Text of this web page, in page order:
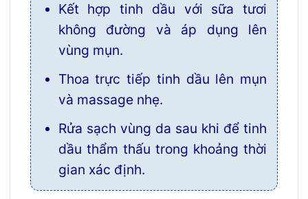
Kết hợp tinh dầu với sữa tươi
không đường và áp dụng lên
vùng mụn.
Thoa trực tiếp tinh dầu lên mụn
và massage nhẹ.
Rửa sạch vùng da sau khi để tinh
dầu thẩm thấu trong khoảng thời
gian xác định.